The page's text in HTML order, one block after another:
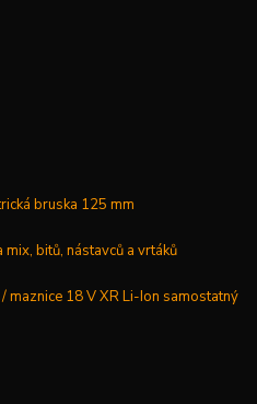
bruska 125 mm
bitů, nástavců a vrtáků
maznice 18 V XR Li-Ion samostatný